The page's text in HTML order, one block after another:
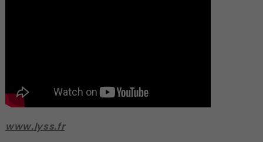
www.lyss.fr